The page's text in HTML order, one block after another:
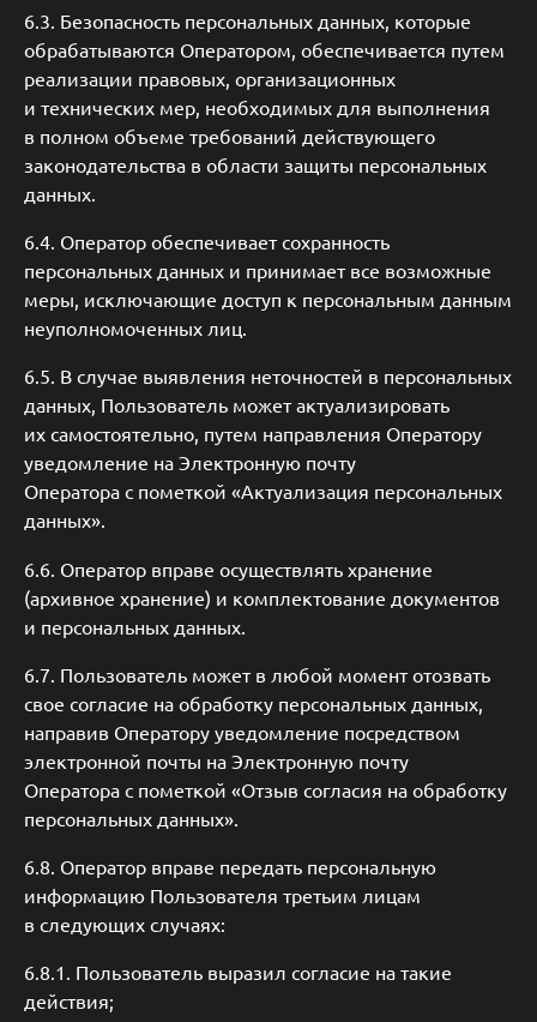
6.3. Безопасность персональных данных, которые
обрабатываются Оператором, обеспечивается путем
реализации правовых, организационных
и технических мер, необходимых для выполнения
в полном объеме требований действующего
законодательства в области защиты персональных
данных.
6.4. Оператор обеспечивает сохранность
персональных данных и принимает все возможные
меры, исключающие доступ к персональным данным
неуполномоченных лиц.
6.5. В случае выявления неточностей в персональных
данных, Пользователь может актуализировать
их самостоятельно, путем направления Оператору
уведомление на Электронную почту
Оператора с пометкой «Актуализация персональных
данных».
6.6. Оператор вправе осуществлять хранение
(архивное хранение) и комплектование документов
и персональных данных.
6.7. Пользователь может в любой момент отозвать
свое согласие на обработку персональных данных,
направив Оператору уведомление посредством
электронной почты на Электронную почту
Оператора с пометкой «Отзыв согласия на обработку
персональных данных».
6.8. Оператор вправе передать персональную
информацию Пользователя третьим лицам
в следующих случаях:
6.8.1. Пользователь выразил согласие на такие
действия;